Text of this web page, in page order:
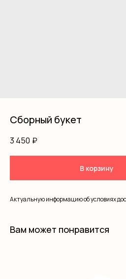
Сборный букет
3 450 ₽
В корзину
Актуальную информацию об условиях
Вам может понравится